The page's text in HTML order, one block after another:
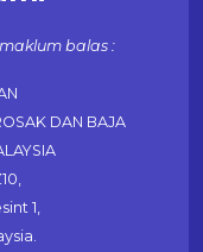
balas :
DAN BAJA
1,